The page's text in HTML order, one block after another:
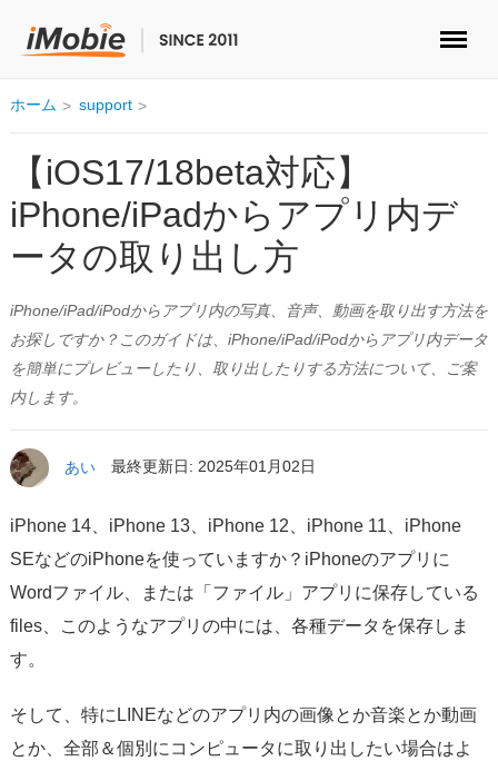
ロック解除&データ復元
データ転送
マルチメディア
便利ツール
ソリューション
ストア
ダウンロード
サポート
言語選択
ホーム support
【iOS17/18beta対応】
iPhone/iPadからアプリ内デ
ータの取り出し方
iPhone/iPad/iPodからアプリ内の写真、音声、動画を取り出す方法を
お探しですか？このガイドは、iPhone/iPad/iPodからアプリ内データ
を簡単にプレビューしたり、取り出したりする方法について、ご案
内します。
あい 最終更新日: 2025年01月02日
iPhone 14、iPhone 13、iPhone 12、iPhone 11、iPhone
SEなどのiPhoneを使っていますか？iPhoneのアプリに
Wordファイル、または「ファイル」アプリに保存している
files、このようなアプリの中には、各種データを保存しま
す。
そして、特にLINEなどのアプリ内の画像とか音楽とか動画
とか、全部＆個別にコンピュータに取り出したい場合はよ